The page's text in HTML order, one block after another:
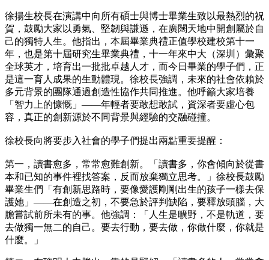
徐揚生校長在演講中向所有碩士與博士畢業生致以最熱烈的祝
賀，鼓勵大家以勇氣、堅韌與謙遜，在廣闊天地中開創屬於自
己的獨特人生。他指出，本屆畢業典禮正值學校建校第十一
年，也是第十屆研究生畢業典禮，十一年來中大（深圳）彙聚
全球英才，培育出一批批卓越人才，而今日畢業的學子們，正
是這一育人成果的生動體現。徐校長強調，未來的社會依賴於
多元背景的團隊通過創造性協作共同推進。他呼籲大家培養
「智力上的慷慨」——年輕者要敢想敢試，資深者要虛心包
容，真正的創新源於不同背景與經驗的交融碰撞。
徐校長向將要步入社會的學子們提出兩點重要提醒：
第一，讀書愈多，常常愈難創新。「讀書多，你會傾向於從書
本和已知的事件裡找答案，反而放棄獨立思考。」徐校長鼓勵
畢業生們「有創新思路時，要像愛護剛剛出生的孩子一樣去保
護她」——在創造之初，不要急於評判缺陷，要釋放頭腦，大
膽嘗試前所未有的事。他強調：「人生是曠野，不是軌道，要
去做獨一無二的自己。要去行動，要去做，你做什麼，你就是
什麼。」